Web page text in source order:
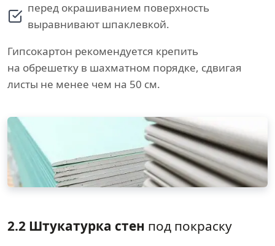
перед окрашиванием поверхность
выравнивают шпаклевкой.
Гипсокартон рекомендуется крепить
на обрешетку в шахматном порядке, сдвигая
листы не менее чем на 50 см.
2.2 Штукатурка стен под покраску